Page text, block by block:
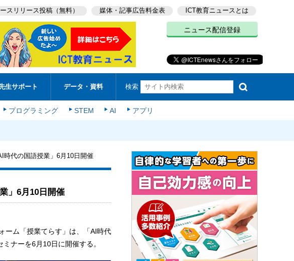
スリリース投稿（無料） 媒体・記事広告料金表 ICT教育ニュースとは
ニュース配信登録
生サポート データ・資料 検索
プログラミング STEM AI アプリ
時代の国語授業」6月10日開催
」6月10日開催
ーム「授業てらす」は、「AI時代
ナーを6月10日に開催する。